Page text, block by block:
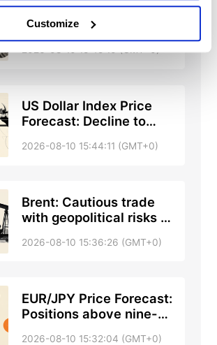
Customize
Pi Network Price
Forecast: Mild bearish
bias caps PI corrective
rebound
US Dollar Index Price
Forecast: Decline to
2026-08-10 15:44:11 (GMT+0)
Brent: Cautious trade
with geopolitical risks –
2026-08-10 15:36:26 (GMT+0)
EUR/JPY Price Forecast:
Positions above nine-
2026-08-10 15:32:04 (GMT+0)